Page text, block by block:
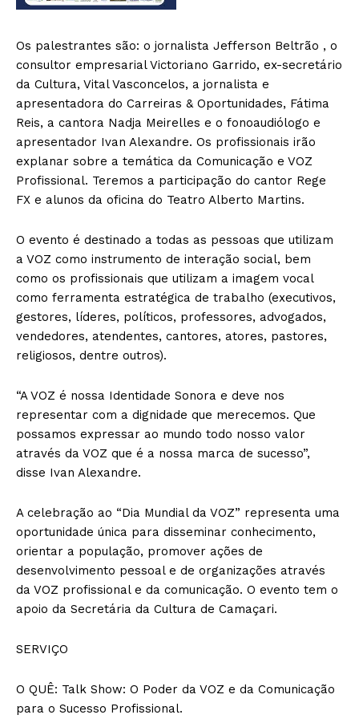
Os palestrantes são: o jornalista Jefferson Beltrão , o
consultor empresarial Victoriano Garrido, ex-secretário
da Cultura, Vital Vasconcelos, a jornalista e
apresentadora do Carreiras & Oportunidades, Fátima
Reis, a cantora Nadja Meirelles e o fonoaudiólogo e
apresentador Ivan Alexandre. Os profissionais irão
explanar sobre a temática da Comunicação e VOZ
Profissional. Teremos a participação do cantor Rege
FX e alunos da oficina do Teatro Alberto Martins.
O evento é destinado a todas as pessoas que utilizam
a VOZ como instrumento de interação social, bem
como os profissionais que utilizam a imagem vocal
como ferramenta estratégica de trabalho (executivos,
gestores, líderes, políticos, professores, advogados,
vendedores, atendentes, cantores, atores, pastores,
religiosos, dentre outros).
“A VOZ é nossa Identidade Sonora e deve nos
representar com a dignidade que merecemos. Que
possamos expressar ao mundo todo nosso valor
através da VOZ que é a nossa marca de sucesso”,
disse Ivan Alexandre.
A celebração ao “Dia Mundial da VOZ” representa uma
oportunidade única para disseminar conhecimento,
orientar a população, promover ações de
desenvolvimento pessoal e de organizações através
da VOZ profissional e da comunicação. O evento tem o
apoio da Secretária da Cultura de Camaçari.
SERVIÇO
O QUÊ: Talk Show: O Poder da VOZ e da Comunicação
para o Sucesso Profissional.